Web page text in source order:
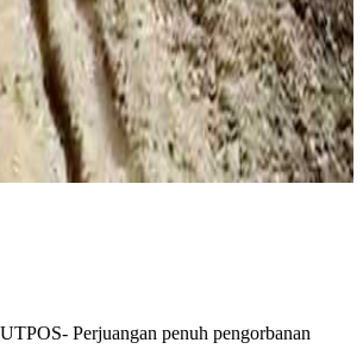
Perjuangan penuh pengorbanan